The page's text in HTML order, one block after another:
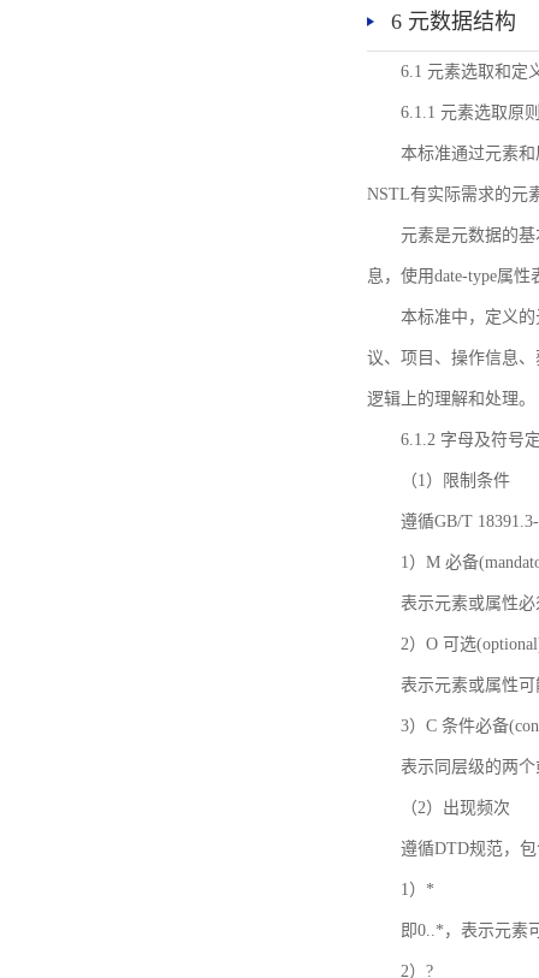
6 元数据结构
6.1 元素选取和定
6.1.1 元素选取原
本标准通过元素
NSTL有实际需求的元
元素是元数据的
息，使用date-type属
本标准中，定义
议、项目、操作信息
逻辑上的理解和处理。
6.1.2 字母及符号
（1）限制条件
遵循GB/T
1）M 必备
表示元素或属性
2）O 可选
表示元素或属性
3）C 条件必备
表示同层级的两
（2）出现频次
遵循DTD规范，
1）*
即0..*，表示元素
2）?